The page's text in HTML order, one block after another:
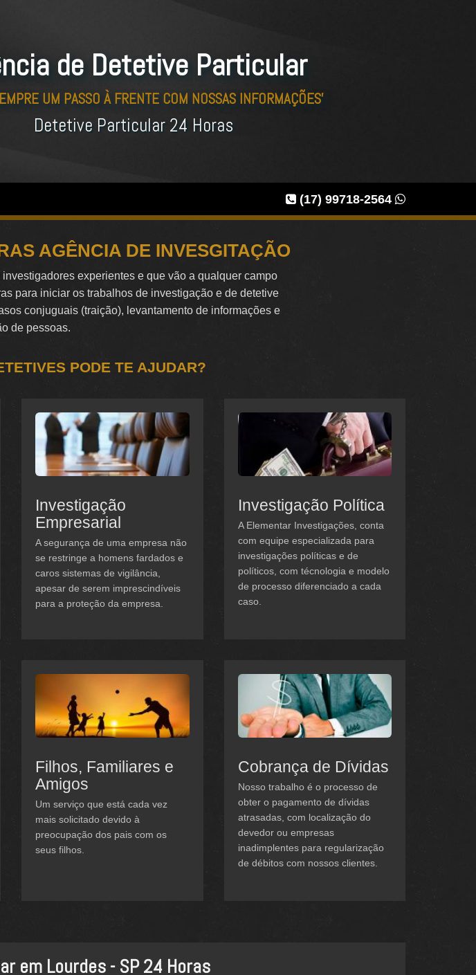
de Detetive Particular
UM PASSO À FRENTE COM NOSSAS INFORMAÇÕES'
Detetive Particular 24 Horas
(17) 99718-2564
AGÊNCIA DE INVESGITAÇÃO
experientes e que vão a qualquer campo
para iniciar os trabalhos de investigação e de detetive
conjuguais (traição), levantamento de informações e
de pessoas.
PODE TE AJUDAR?
Investigação
Empresarial
A segurança de uma empresa não
se restringe a homens fardados e
caros sistemas de vigilância,
apesar de serem imprescindíveis
para a proteção da empresa.
Investigação Política
A Elementar Investigações, conta
com equipe especializada para
investigações políticas e de
políticos, com técnologia e modelo
de processo diferenciado a cada
caso.
Filhos, Familiares e
Amigos
Um serviço que está cada vez
mais solicitado devido à
preocupação dos pais com os
seus filhos.
Cobrança de Dívidas
Nosso trabalho é o processo de
obter o pagamento de dívidas
atrasadas, com localização do
devedor ou empresas
inadimplentes para regularização
de débitos com nossos clientes.
em Lourdes - SP 24 Horas